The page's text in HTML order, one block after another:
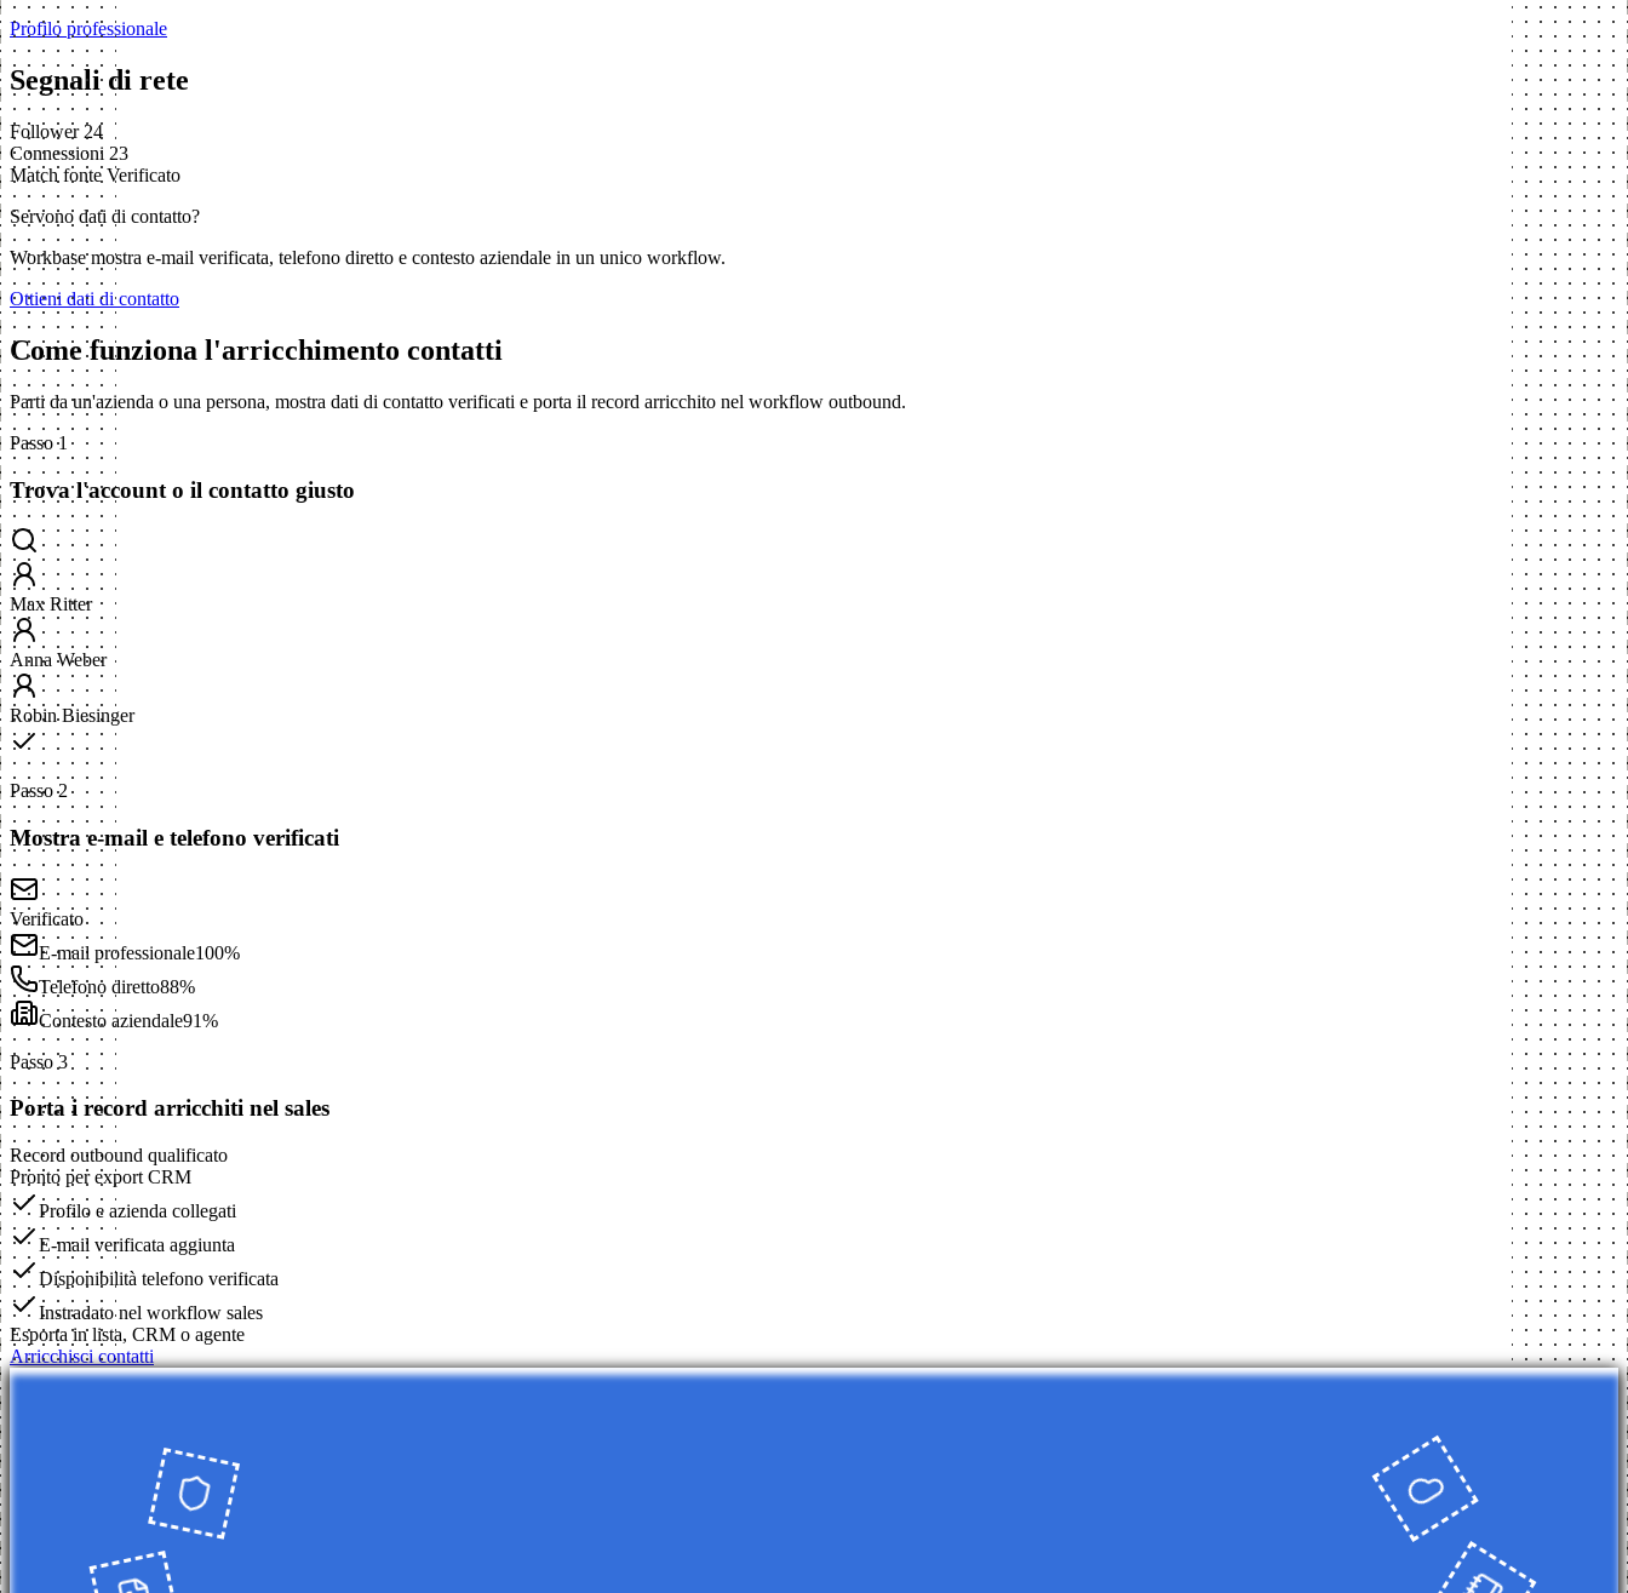
Profilo professionale
Segnali di rete
Follower 24
Connessioni 23
Match fonte Verificato
Servono dati di contatto?
Workbase mostra e-mail verificata, telefono diretto e contesto aziendale in un unico workflow.
Ottieni dati di contatto
Come funziona l'arricchimento contatti
Parti da un'azienda o una persona, mostra dati di contatto verificati e porta il record arricchito nel workflow outbound.
Passo 1
Trova l'account o il contatto giusto
Max Ritter
Anna Weber
Robin Biesinger
Passo 2
Mostra e-mail e telefono verificati
Verificato
E-mail professionale100%
Telefono diretto88%
Contesto aziendale91%
Passo 3
Porta i record arricchiti nel sales
Record outbound qualificato
Pronto per export CRM
Profilo e azienda collegati
E-mail verificata aggiunta
Disponibilità telefono verificata
Instradato nel workflow sales
Esporta in lista, CRM o agente
Arricchisci contatti